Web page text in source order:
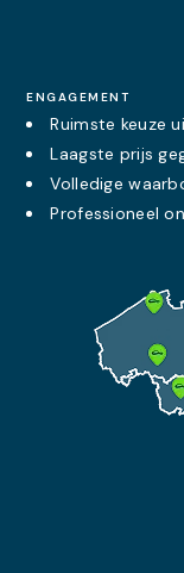
ENGAGEMENT
Ruimste keuze
Laagste prijs
Volledige
Professioneel